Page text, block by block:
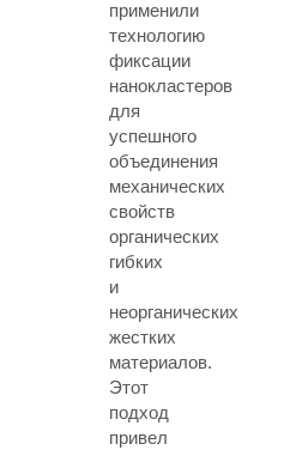
применили
технологию
фиксации
нанокластеров
для
успешного
объединения
механических
свойств
органических
гибких
и
неорганических
жестких
материалов.
Этот
подход
привел